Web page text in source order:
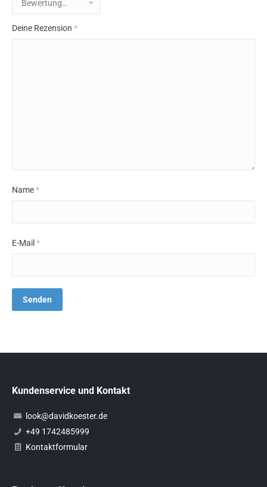
Deine Rezension *
Name*
E-Mail *
Kundenservice und Kontakt
look@davidkoester.de
+49 1742485999
Kontaktformular